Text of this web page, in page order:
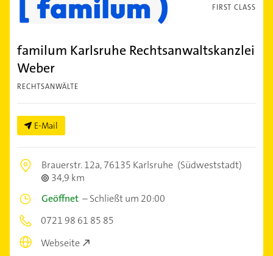
FIRST CLASS
familum Karlsruhe Rechtsanwaltskanzlei
Weber
RECHTSANWÄLTE
E-Mail
Brauerstr. 12a,76135 Karlsruhe (Südweststadt)
34,9 km
Geöffnet –Schließt um 20:00
0721 98 61 85 85
Webseite